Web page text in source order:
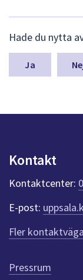
ä
m
a
n
k
t
e
r
f
ö
r
e
n
Hade du nytta
Kontakt
Kontaktcenter:
E-post:
Fler
Pressrum